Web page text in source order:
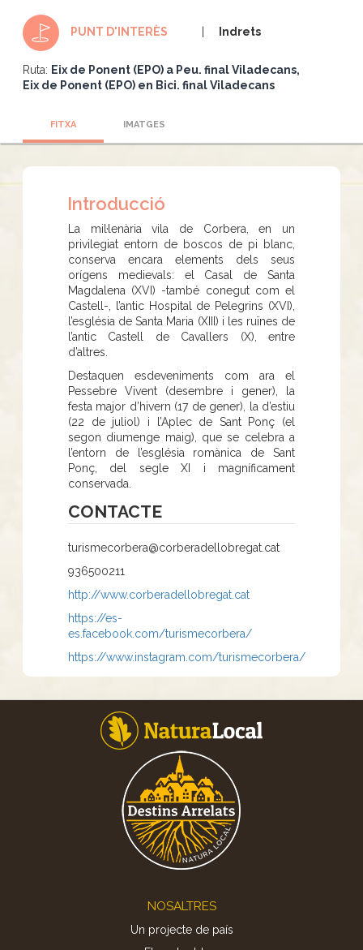
PUNT D'INTERÈS Indrets
Ruta: Eix de Ponent (EPO) a Peu. final Viladecans
Eix de Ponent (EPO) en Bici. final Viladecans
FITXA IMATGES
Introducció
La mil·lenària vila de Corbera, en un
privilegiat entorn de boscos de pi blanc,
conserva encara elements dels seus
orígens medievals: el Casal de Santa
Magdalena (XVI) -també conegut com el
Castell-, l’antic Hospital de Pelegrins (XVI),
l’església de Santa Maria (XIII) i les ruïnes de
l’antic Castell de Cavallers (X), entre
d’altres.
Destaquen esdeveniments com ara el
Pessebre Vivent (desembre i gener), la
festa major d’hivern (17 de gener), la d’estiu
(22 de juliol) i l’Aplec de Sant Ponç (el
segon diumenge maig), que se celebra a
l’entorn de l’església romànica de Sant
Ponç, del segle XI i magníficament
conservada.
CONTACTE
turismecorbera@corberadellobregat.cat
936500211
http://www.corberadellobregat.cat
https://es-
es.facebook.com/turismecorbera/
https://www.instagram.com/turismecorbera/
NOSALTRES
Un projecte de país